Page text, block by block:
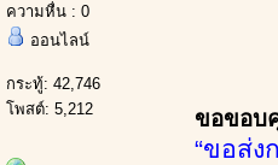
ความหื่น : 0
ออนไลน์
กระทู้: 42,746
โพสต์: 5,212
ขอขอบ
“ขอส่ง